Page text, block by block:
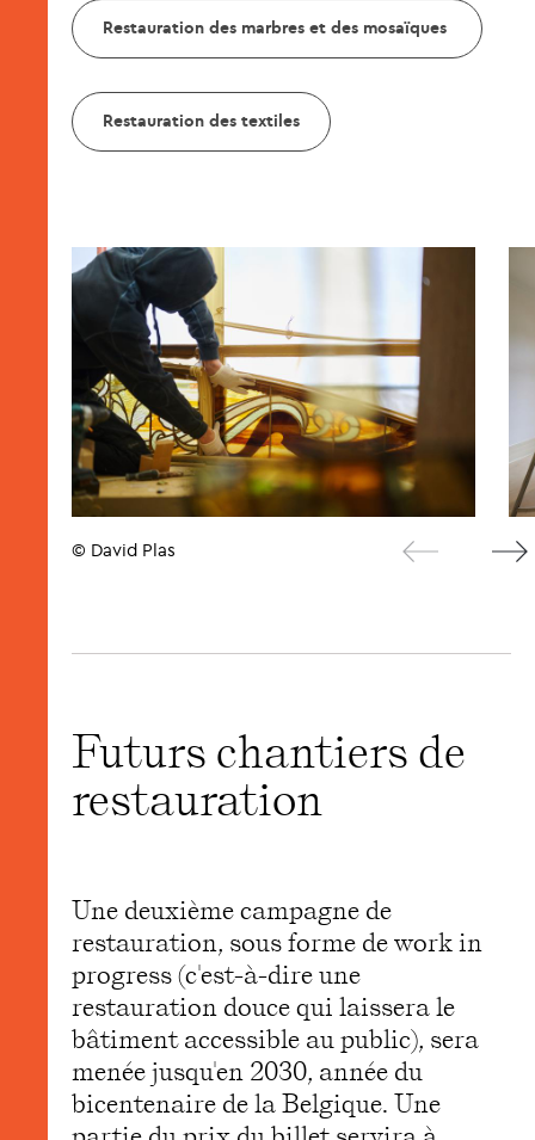
Restauration des marbres et des mosaïques
Restauration des textiles
© David Plas
Futurs chantiers de
restauration
Une deuxième campagne de
restauration, sous forme de work in
progress (c'est-à-dire une
restauration douce qui laissera le
bâtiment accessible au public), sera
menée jusqu'en 2030, année du
bicentenaire de la Belgique. Une